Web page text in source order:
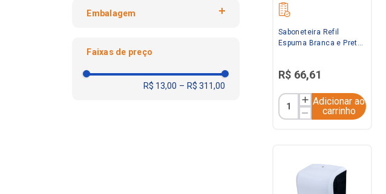
Coletor de Absorvente
Espuma
Líquida com Válvula
Branco e Preto
Embalagem
Faixas de preço
R$ 13,00 – R$ 311,00
Saboneteira Refil
Espuma Branca e Preta
R$ 66,61
Adicionar ao
carrinho